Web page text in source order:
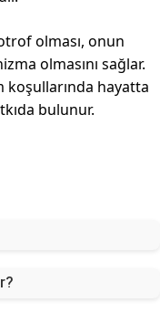
olması, onun
olmasını sağlar.
koşullarında hayatta
bulunur.